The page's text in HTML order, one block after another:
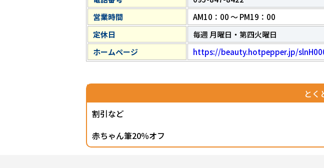
営業時間
AM10：00 ～ PM19：00
定休日
毎週 月曜日・第四火曜日
ホームページ
https://beauty.hotpepper.jp/
とく
割引など
赤ちゃん筆20％オフ